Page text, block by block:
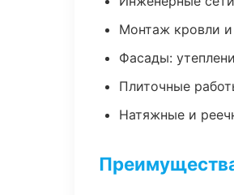
Монтаж кровли
Фасады:
Плиточные
Натяжные и